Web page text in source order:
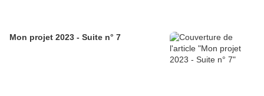
Mon projet 2023 - Suite n° 7